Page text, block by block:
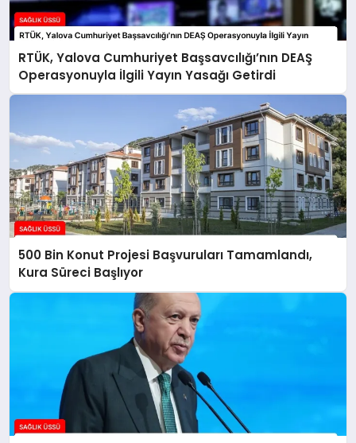
RTÜK, Yalova Cumhuriyet Başsavcılığı’nın DEAŞ
Operasyonuyla İlgili Yayın Yasağı Getirdi
500 Bin Konut Projesi Başvuruları Tamamlandı,
Kura Süreci Başlıyor